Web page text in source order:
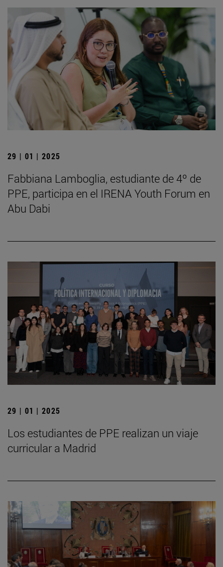
29 | 01 | 2025
Fabbiana Lamboglia, estudiante de 4º de
PPE, participa en el IRENA Youth Forum en
Abu Dabi
29 | 01 | 2025
Los estudiantes de PPE realizan un viaje
curricular a Madrid